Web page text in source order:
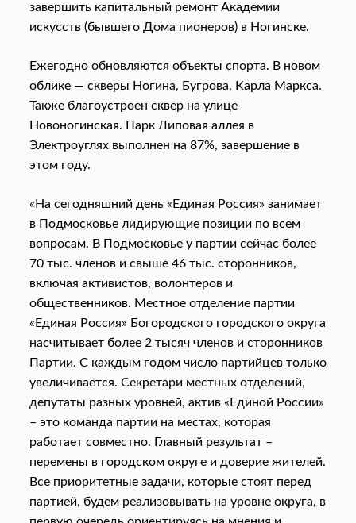
завершить капитальный ремонт Академии
искусств (бывшего Дома пионеров) в Ногинске.
Ежегодно обновляются объекты спорта. В новом
облике — скверы Ногина, Бугрова, Карла Маркса.
Также благоустроен сквер на улице
Новоногинская. Парк Липовая аллея в
Электроуглях выполнен на 87%, завершение в
этом году.
«На сегодняшний день «Единая Россия» занимает
в Подмосковье лидирующие позиции по всем
вопросам. В Подмосковье у партии сейчас более
70 тыс. членов и свыше 46 тыс. сторонников,
включая активистов, волонтеров и
общественников. Местное отделение партии
«Единая Россия» Богородского городского округа
насчитывает более 2 тысяч членов и сторонников
Партии. С каждым годом число партийцев только
увеличивается. Секретари местных отделений,
депутаты разных уровней, актив «Единой России»
– это команда партии на местах, которая
работает совместно. Главный результат –
перемены в городском округе и доверие жителей.
Все приоритетные задачи, которые стоят перед
партией, будем реализовывать на уровне округа, в